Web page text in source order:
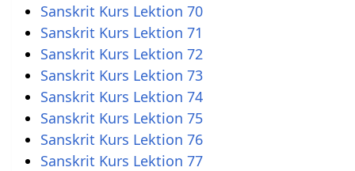
Sanskrit Kurs Lektion 70
Sanskrit Kurs Lektion 71
Sanskrit Kurs Lektion 72
Sanskrit Kurs Lektion 73
Sanskrit Kurs Lektion 74
Sanskrit Kurs Lektion 75
Sanskrit Kurs Lektion 76
Sanskrit Kurs Lektion 77